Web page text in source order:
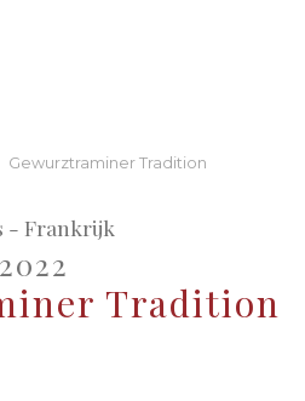
Gewurztraminer Tradition
- Frankrijk
2022
Tradition